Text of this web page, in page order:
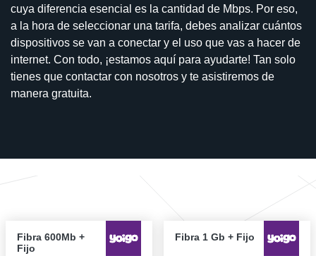
cuya diferencia esencial es la cantidad de Mbps. Por eso,
a la hora de seleccionar una tarifa, debes analizar cuántos
dispositivos se van a conectar y el uso que vas a hacer de
internet. Con todo, ¡estamos aquí para ayudarte! Tan solo
tienes que contactar con nosotros y te asistiremos de
manera gratuita.
Fibra 600Mb +
Fijo
Fibra 1 Gb + Fijo